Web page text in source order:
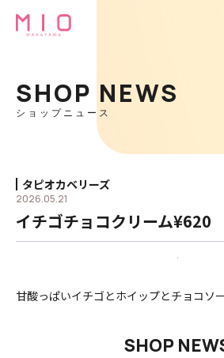
SHOP NEWS
ショップニュース
タピオカベリーズ
2026.05.21
イチゴチョコクリーム¥620
甘酸っぱいイチゴとホイップとチョコソ
SHOP